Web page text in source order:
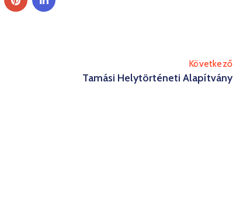
Következő
Tamási Helytörténeti Alapítvány